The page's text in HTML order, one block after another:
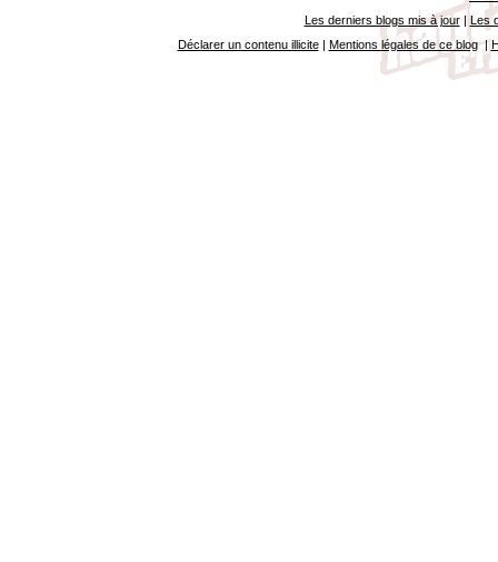
Les derniers blogs mis à jour| Les
Déclarer un contenu illicite| Mentions légales de ce blog|